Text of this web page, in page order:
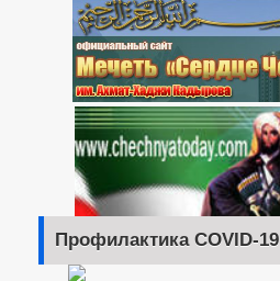
Профилактика COVID-19